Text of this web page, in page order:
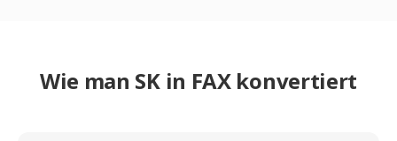
Wie man SK in FAX konvertiert